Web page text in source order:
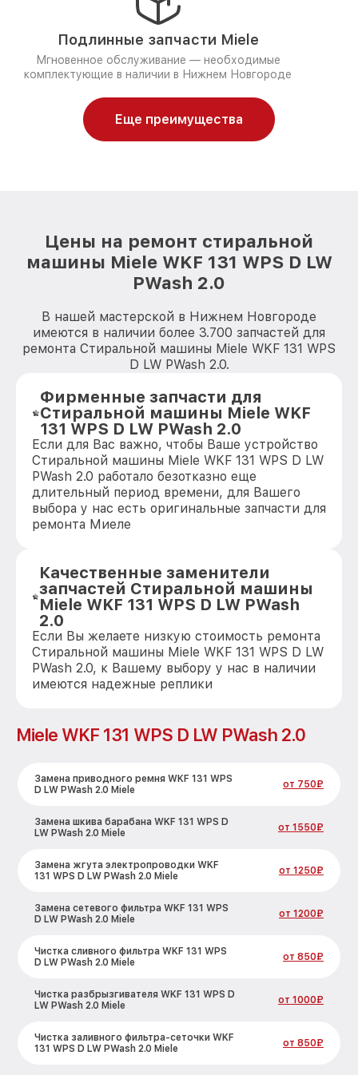
Подлинные запчасти Miele
Мгновенное обслуживание — необходимые
комплектующие в наличии в Нижнем Новгороде
Еще преимущества
Цены на ремонт стиральной
машины Miele WKF 131 WPS D LW
PWash 2.0
В нашей мастерской в Нижнем Новгороде
имеются в наличии более 3.700 запчастей для
ремонта Стиральной машины Miele WKF 131 WPS
D LW PWash 2.0.
Фирменные запчасти для
Стиральной машины Miele WKF
131 WPS D LW PWash 2.0
Если для Вас важно, чтобы Ваше устройство
Стиральной машины Miele WKF 131 WPS D LW
PWash 2.0 работало безотказно еще
длительный период времени, для Вашего
выбора у нас есть оригинальные запчасти для
ремонта Миеле
Качественные заменители
запчастей Стиральной машины
Miele WKF 131 WPS D LW PWash
2.0
Если Вы желаете низкую стоимость ремонта
Стиральной машины Miele WKF 131 WPS D LW
PWash 2.0, к Вашему выбору у нас в наличии
имеются надежные реплики
Miele WKF 131 WPS D LW PWash 2.0
Замена приводного ремня WKF 131 WPS
D LW PWash 2.0 Miele
от 750₽
Замена шкива барабана WKF 131 WPS D
LW PWash 2.0 Miele
от 1550₽
Замена жгута электропроводки WKF
131 WPS D LW PWash 2.0 Miele
от 1250₽
Замена сетевого фильтра WKF 131 WPS
D LW PWash 2.0 Miele
от 1200₽
Чистка сливного фильтра WKF 131 WPS
D LW PWash 2.0 Miele
от 850₽
Чистка разбрызгивателя WKF 131 WPS D
LW PWash 2.0 Miele
от 1000₽
Чистка заливного фильтра-сеточки WKF
131 WPS D LW PWash 2.0 Miele
от 850₽